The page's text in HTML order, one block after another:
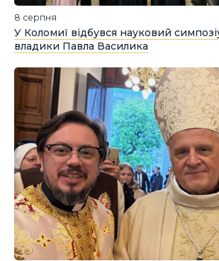
8 серпня
У Коломиї відбувся науковий
владики Павла Василика